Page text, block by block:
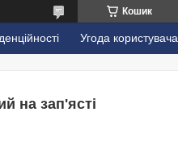
Кошик
Угода користувача
на зап'ясті